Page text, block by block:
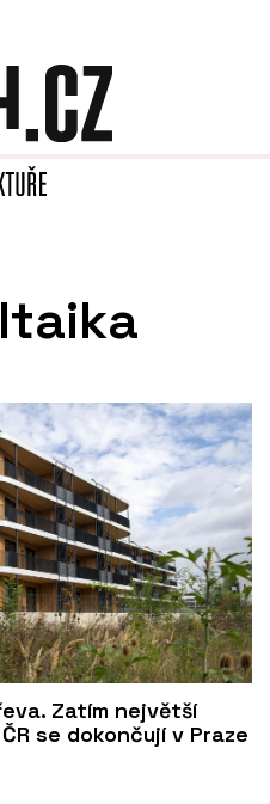
Zatím největší
se dokončují v Praze